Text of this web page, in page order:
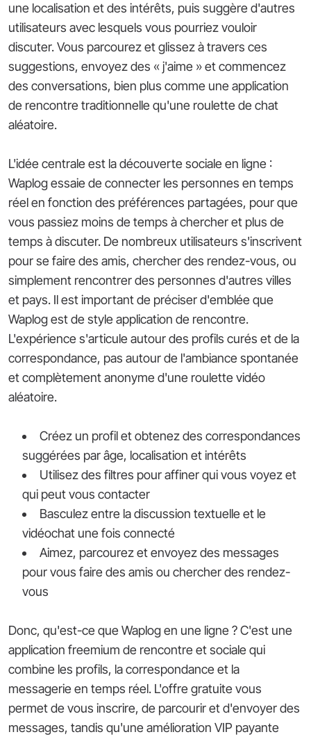
une localisation et des intérêts, puis suggère d'autres
utilisateurs avec lesquels vous pourriez vouloir
discuter. Vous parcourez et glissez à travers ces
suggestions, envoyez des « j'aime » et commencez
des conversations, bien plus comme une application
de rencontre traditionnelle qu'une roulette de chat
aléatoire.
L'idée centrale est la découverte sociale en ligne :
Waplog essaie de connecter les personnes en temps
réel en fonction des préférences partagées, pour que
vous passiez moins de temps à chercher et plus de
temps à discuter. De nombreux utilisateurs s'inscrivent
pour se faire des amis, chercher des rendez-vous, ou
simplement rencontrer des personnes d'autres villes
et pays. Il est important de préciser d'emblée que
Waplog est de style application de rencontre.
L'expérience s'articule autour des profils curés et de la
correspondance, pas autour de l'ambiance spontanée
et complètement anonyme d'une roulette vidéo
aléatoire.
Créez un profil et obtenez des correspondances
suggérées par âge, localisation et intérêts
Utilisez des filtres pour affiner qui vous voyez et
qui peut vous contacter
Basculez entre la discussion textuelle et le
vidéochat une fois connecté
Aimez, parcourez et envoyez des messages
pour vous faire des amis ou chercher des rendez-
vous
Donc, qu'est-ce que Waplog en une ligne ? C'est une
application freemium de rencontre et sociale qui
combine les profils, la correspondance et la
messagerie en temps réel. L'offre gratuite vous
permet de vous inscrire, de parcourir et d'envoyer des
messages, tandis qu'une amélioration VIP payante